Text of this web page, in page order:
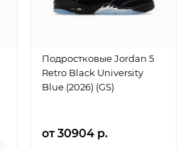
Подростковые Jordan 5
Retro Black University
Blue (2026) (GS)
от 30904 р.